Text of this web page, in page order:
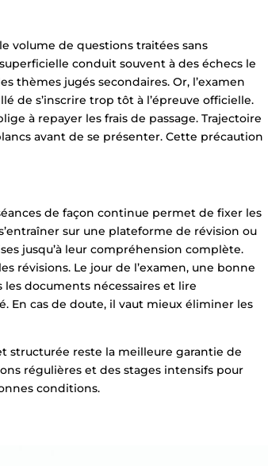
volume de questions traitées sans
conduit souvent à des échecs le
thèmes jugés secondaires. Or, l’examen
de s’inscrire trop tôt à l’épreuve officielle.
à repayer les frais de passage. Trajectoire
avant de se présenter. Cette précaution
de façon continue permet de fixer les
sur une plateforme de révision ou
jusqu’à leur compréhension complète.
révisions. Le jour de l’examen, une bonne
documents nécessaires et lire
cas de doute, il vaut mieux éliminer les
structurée reste la meilleure garantie de
régulières et des stages intensifs pour
conditions.